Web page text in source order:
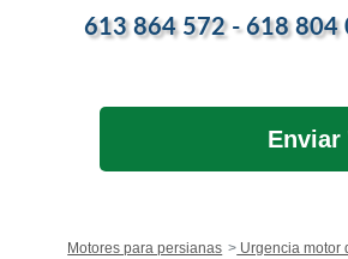
613 864 572 - 618 804
Enviar
Motores para persianas Urgencia motor